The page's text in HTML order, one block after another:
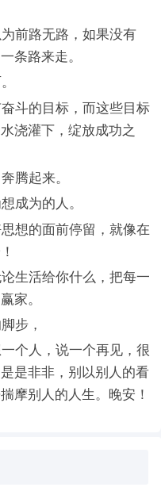
前路无路，如果没有
条路来走。
斗的目标，而这些目标
浇灌下，绽放成功之
腾起来。
成为的人。
想的面前停留，就像在
生活给你什么，把每一
家。
步，
个人，说一个再见，很
是非非，别以别人的看
摩别人的人生。晚安！